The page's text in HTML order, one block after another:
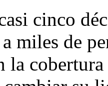
cinco
miles de
la